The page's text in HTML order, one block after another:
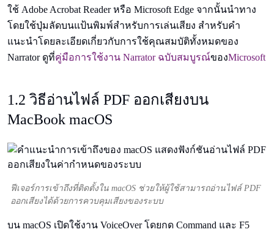
ใช้ Adobe Acrobat Reader หรือ Microsoft Edge จากนั้นนำทาง
โดยใช้ปุ่มลัดบนแป้นพิมพ์สำหรับการเล่นเสียง สำหรับคำ
แนะนำโดยละเอียดเกี่ยวกับการใช้คุณสมบัติทั้งหมดของ
Narrator ดูที่คู่มือการใช้งาน Narrator ฉบับสมบูรณ์ของMicrosoft
1.2 วิธีอ่านไฟล์ PDF ออกเสียงบน
MacBook macOS
ฟีเจอร์การเข้าถึงที่ติดตั้งใน macOS ช่วยให้ผู้ใช้สามารถอ่านไฟล์ PDF
ออกเสียงได้ด้วยการควบคุมเสียงของระบบ
บน macOS เปิดใช้งาน VoiceOver โดยกด Command และ F5